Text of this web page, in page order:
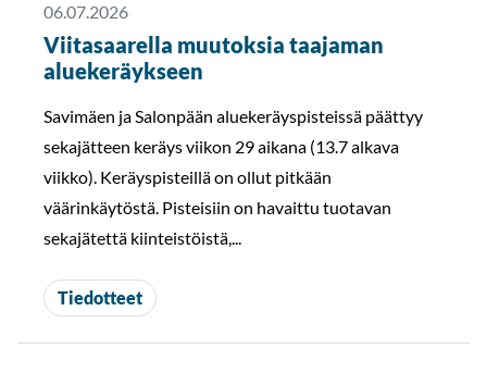
06.07.2026
Viitasaarella muutoksia taajaman
aluekeräykseen
Savimäen ja Salonpään aluekeräyspisteissä päättyy
sekajätteen keräys viikon 29 aikana (13.7 alkava
viikko). Keräyspisteillä on ollut pitkään
väärinkäytöstä. Pisteisiin on havaittu tuotavan
sekajätettä kiinteistöistä,...
Tiedotteet